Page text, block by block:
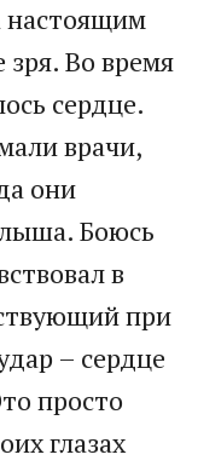
настоящим
Во время
сердце.
врачи,
они
Боюсь
в
при
– сердце
просто
глазах